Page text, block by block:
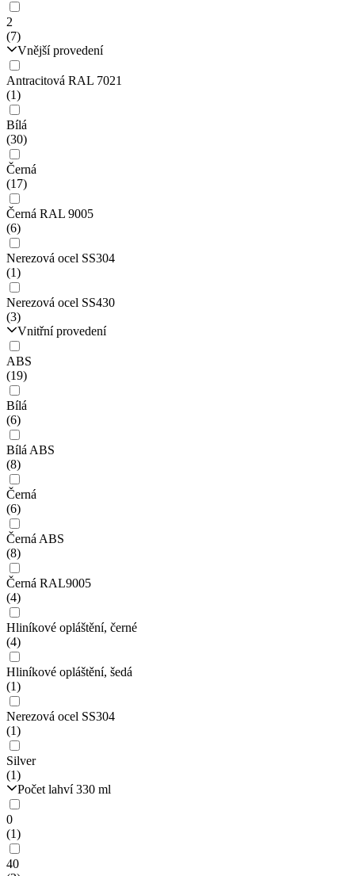
2
(7)
Vnější provedení
Antracitová RAL 7021
(1)
Bílá
(30)
Černá
(17)
Černá RAL 9005
(6)
Nerezová ocel SS304
(1)
Nerezová ocel SS430
(3)
Vnitřní provedení
ABS
(19)
Bílá
(6)
Bílá ABS
(8)
Černá
(6)
Černá ABS
(8)
Černá RAL9005
(4)
Hliníkové opláštění, černé
(4)
Hliníkové opláštění, šedá
(1)
Nerezová ocel SS304
(1)
Silver
(1)
Počet lahví 330 ml
0
(1)
40